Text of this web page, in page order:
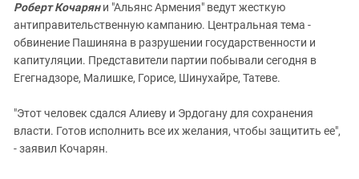
Роберт Кочаряни "Альянс Армения" ведут жесткую
антиправительственную кампанию. Центральная тема -
обвинение Пашиняна в разрушении государственности и
капитуляции. Представители партии побывали сегодня в
Егегнадзоре, Малишке, Горисе, Шинухайре, Татеве.
"Этот человек сдался Алиеву и Эрдогану для сохранения
власти. Готов исполнить все их желания, чтобы защитить ее",
- заявил Кочарян.